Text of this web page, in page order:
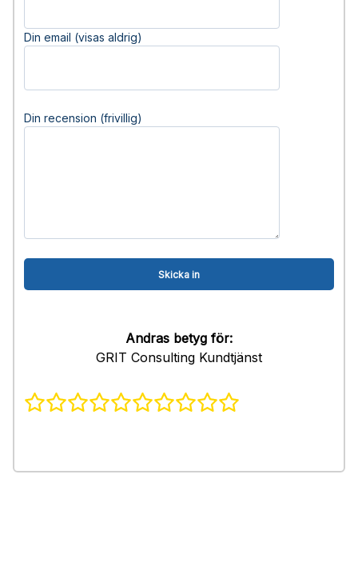
Din email (visas aldrig)
Din recension (frivillig)
Andras betyg för:
GRIT Consulting Kundtjänst